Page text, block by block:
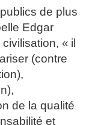
de plus
Edgar
« il
(contre
de la qualité
et